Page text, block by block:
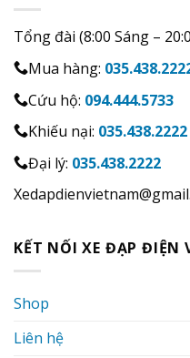
Tổng đài (8:00 Sáng –
Mua hàng:
Cứu hộ: 094.444.5733
Khiếu nại: 035.438.2222
Đại lý: 035.438.2222
KẾT NỐI XE ĐẠP ĐIỆN
Shop
Liên hệ